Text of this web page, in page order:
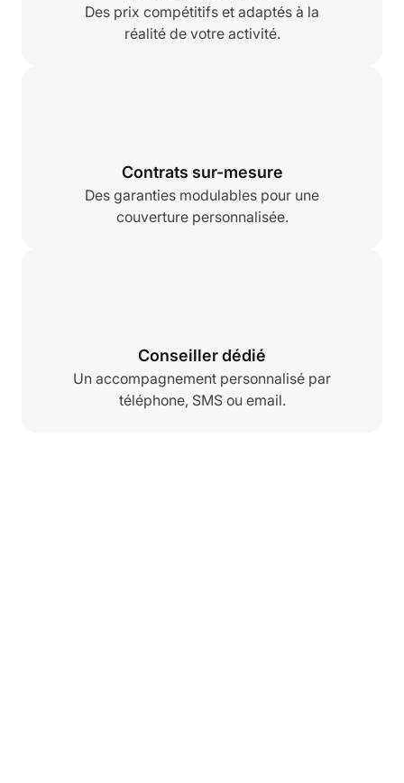
Des prix compétitifs et adaptés à la
réalité de votre activité.
Contrats sur-mesure
Des garanties modulables pour une
couverture personnalisée.
Conseiller dédié
Un accompagnement personnalisé par
téléphone, SMS ou email.